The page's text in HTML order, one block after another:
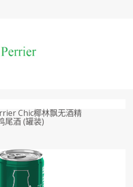
Chic椰林飘无酒精
尾酒 (罐装)